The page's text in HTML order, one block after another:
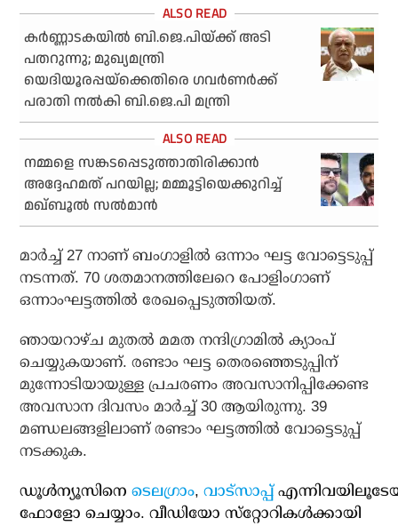
കര്‍ണ്ണാടകയില്‍ ബി.ജെ.പിയ്ക്ക് അടി
പതറുന്നു; മുഖ്യമന്ത്രി
യെദിയൂരപ്പയ്‌ക്കെതിരെ ഗവര്‍ണര്‍ക്ക്
പരാതി നല്‍കി ബി.ജെ.പി മന്ത്രി
നമ്മളെ സങ്കടപ്പെടുത്താതിരിക്കാന്‍
അദ്ദേഹമത് പറയില്ല; മമ്മൂട്ടിയെക്കുറിച്ച്
മഖ്ബൂല്‍ സല്‍മാന്‍
മാര്‍ച്ച് 27 നാണ് ബംഗാളില്‍ ഒന്നാം ഘട്ട വോട്ടെടുപ്പ്
നടന്നത്. 70 ശതമാനത്തിലേറെ പോളിംഗാണ്
ഒന്നാംഘട്ടത്തില്‍ രേഖപ്പെടുത്തിയത്.
ഞായറാഴ്ച മുതല്‍ മമത നന്ദിഗ്രാമില്‍ ക്യാംപ്
ചെയ്യുകയാണ്. രണ്ടാം ഘട്ട തെരഞ്ഞെടുപ്പിന്
മുന്നോടിയായുള്ള പ്രചരണം അവസാനിപ്പിക്കേണ്ട
അവസാന ദിവസം മാര്‍ച്ച് 30 ആയിരുന്നു. 39
മണ്ഡലങ്ങളിലാണ് രണ്ടാം ഘട്ടത്തില്‍ വോട്ടെടുപ്പ്
നടക്കുക.
ഡൂള്‍ന്യൂസിനെടെലഗ്രാം,വാട്‌സാപ്പ്
ഫോളോ ചെയ്യാം. വീഡിയോ സ്‌റ്റോറികള്‍ക്കായി